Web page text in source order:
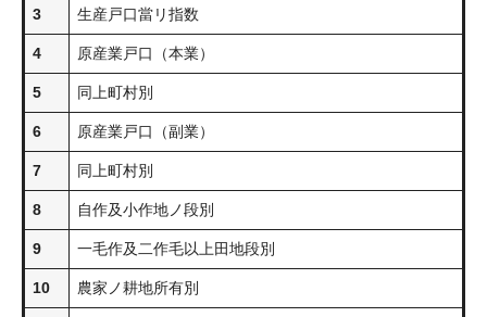
3 生産戸口當リ指数
4 原産業戸口（本業）
5 同上町村別
6 原産業戸口（副業）
7 同上町村別
8 自作及小作地ノ段別
9 一毛作及二作毛以上田地段別
10 農家ノ耕地所有別